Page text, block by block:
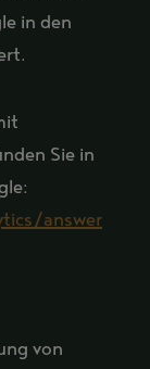
in den
Sie in
answer
von